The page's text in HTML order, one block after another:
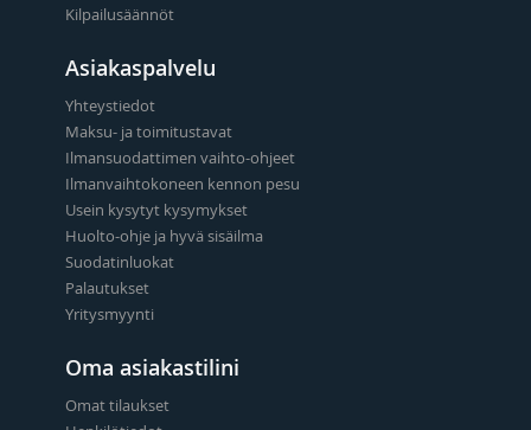
Kilpailusäännöt
Asiakaspalvelu
Yhteystiedot
Maksu- ja toimitustavat
Ilmansuodattimen vaihto-ohjeet
Ilmanvaihtokoneen kennon pesu
Usein kysytyt kysymykset
Huolto-ohje ja hyvä sisäilma
Suodatinluokat
Palautukset
Yritysmyynti
Oma asiakastilini
Omat tilaukset